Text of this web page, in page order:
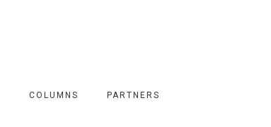
COLUMNS PARTNERS